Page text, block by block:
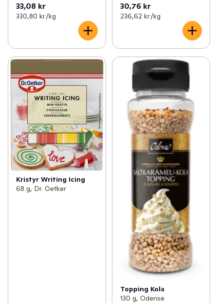
33,08 kr
330,80 kr /kg
30,76 kr
236,62 kr /kg
Kristyr Writing Icing
68 g, Dr. Oetker
Topping Kola
130 g, Odense